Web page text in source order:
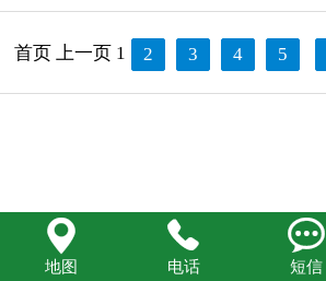
首页 上一页 1 2 3 4 5

地图

电话

短信